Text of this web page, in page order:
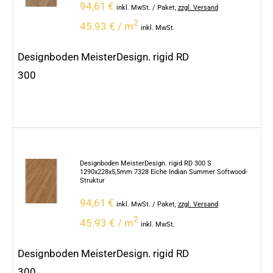
94,61 € inkl. MwSt. / Paket, zzgl. Versand
45.93 € / m2
inkl. MwSt.
Designboden MeisterDesign. rigid RD
300
Designboden MeisterDesign. rigid RD 300 S
1290x228x5,5mm 7328 Eiche Indian Summer Softwood-
Struktur
94,61 € inkl. MwSt. / Paket, zzgl. Versand
45.93 € / m2
inkl. MwSt.
Designboden MeisterDesign. rigid RD